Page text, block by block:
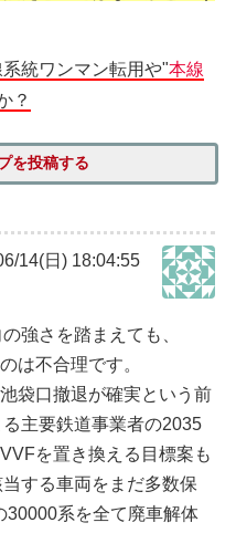
統ワンマン転用や"本線
？
を投稿する
14(日) 18:04:55
強さを踏まえても、
は不合理です。
袋口撤退が確実という前
主要鉄道事業者の2035
を置き換える目標案も
する車両をまだ多数保
30000系を全て廃車解体